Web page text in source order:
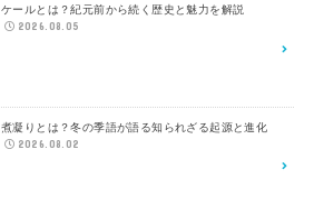
ケールとは？紀元前から続く歴史と魅力を解説
2026.08.05
煮凝りとは？冬の季語が語る知られざる起源と進化
2026.08.02